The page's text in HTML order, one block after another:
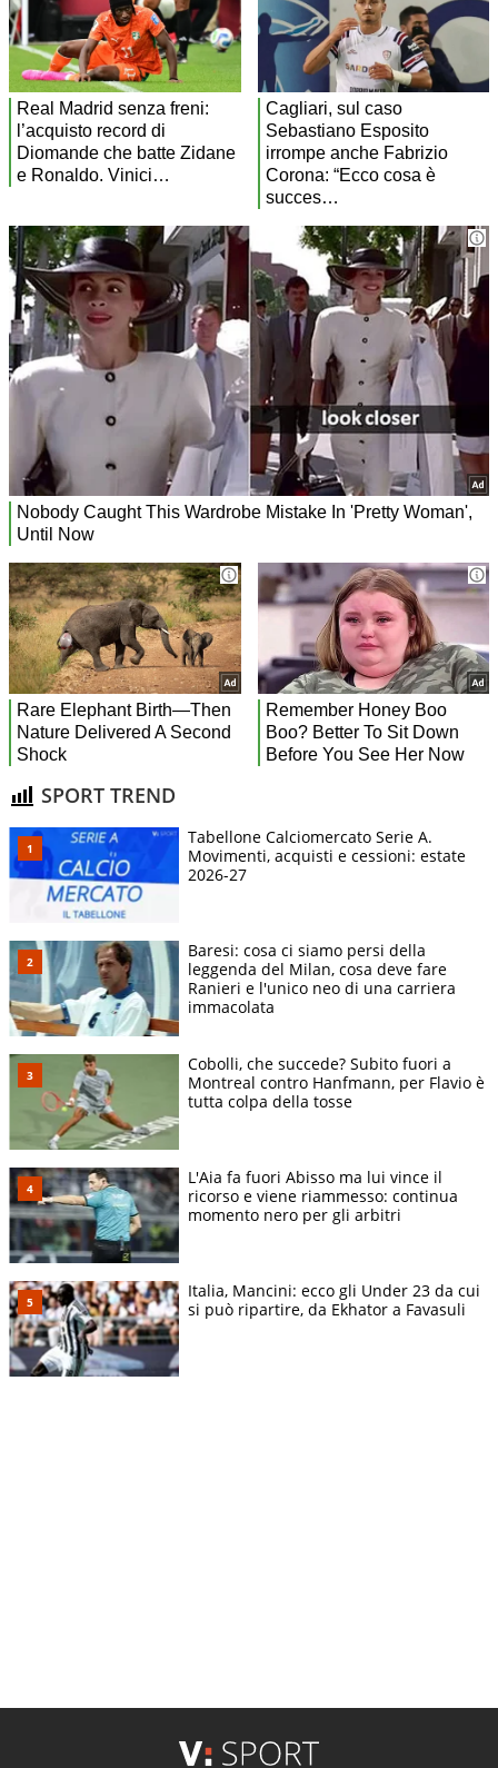
SPORT TREND
Tabellone Calciomercato Serie A.
Movimenti, acquisti e cessioni: estate
2026-27
Baresi: cosa ci siamo persi della
leggenda del Milan, cosa deve fare
Ranieri e l'unico neo di una carriera
immacolata
Cobolli, che succede? Subito fuori a
Montreal contro Hanfmann, per Flavio è
tutta colpa della tosse
L'Aia fa fuori Abisso ma lui vince il
ricorso e viene riammesso: continua
momento nero per gli arbitri
Italia, Mancini: ecco gli Under 23 da cui
si può ripartire, da Ekhator a Favasuli